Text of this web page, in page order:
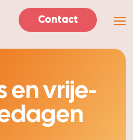
Contact
en vrije-